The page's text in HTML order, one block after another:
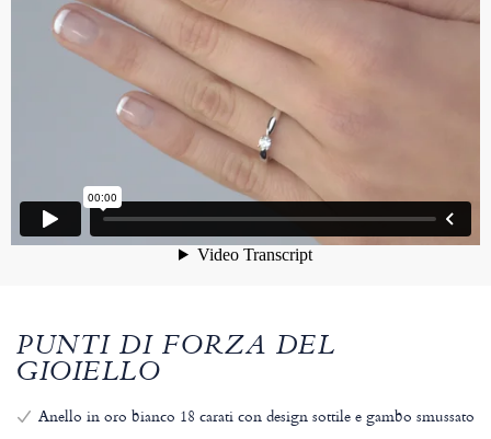
PUNTI DI FORZA DEL
GIOIELLO
Anello in oro bianco 18 carati con design sottile e gambo smussato